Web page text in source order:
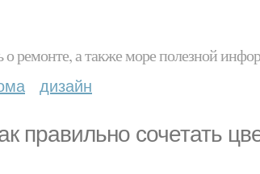
о ремонте, а также море полезной
дизайн
правильно сочетать